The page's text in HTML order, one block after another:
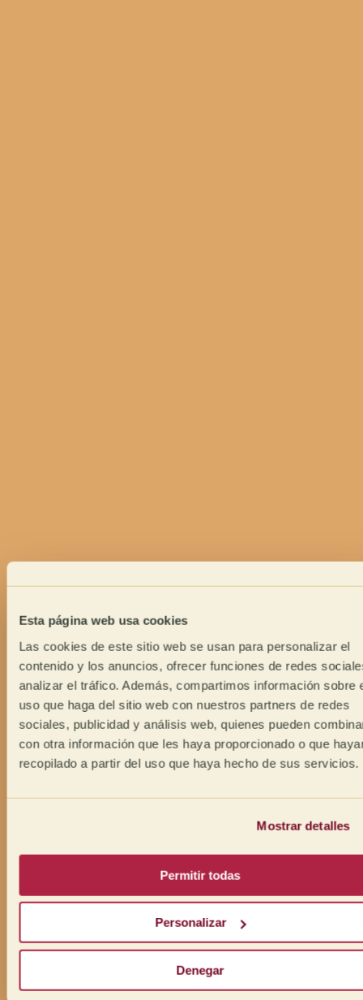
Esta página web usa cookies
Las cookies de este sitio web se usan para personalizar el
contenido y los anuncios, ofrecer funciones de redes
analizar el tráfico. Además, compartimos información sobre
uso que haga del sitio web con nuestros partners de redes
sociales, publicidad y análisis web, quienes pueden
con otra información que les haya proporcionado o que
recopilado a partir del uso que haya hecho de sus servicios.
Mostrar detalles
Permitir todas
Personalizar
Denegar